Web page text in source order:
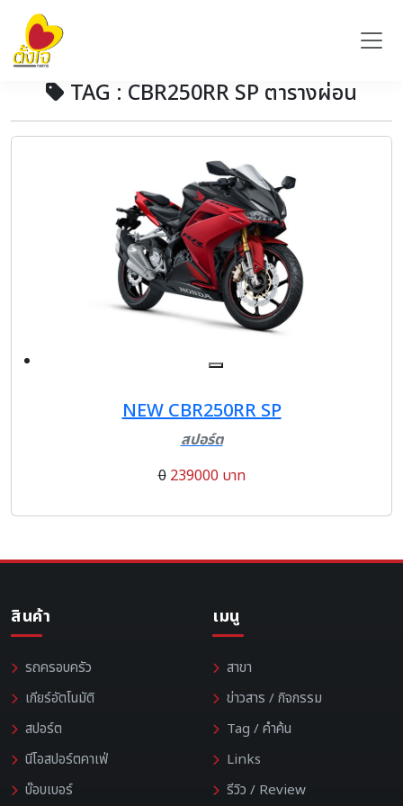
TAG : CBR250RR SP ตารางผ่อน
NEW CBR250RR SP
สปอร์ต
0 239000 บาท
สินค้า
รถครอบครัว
เกียร์อัตโนมัติ
สปอร์ต
นีโอสปอร์ตคาเฟ่
บ๊อบเบอร์
เมนู
สาขา
ข่าวสาร / กิจกรรม
Tag / คำค้น
Links
รีวิว / Review